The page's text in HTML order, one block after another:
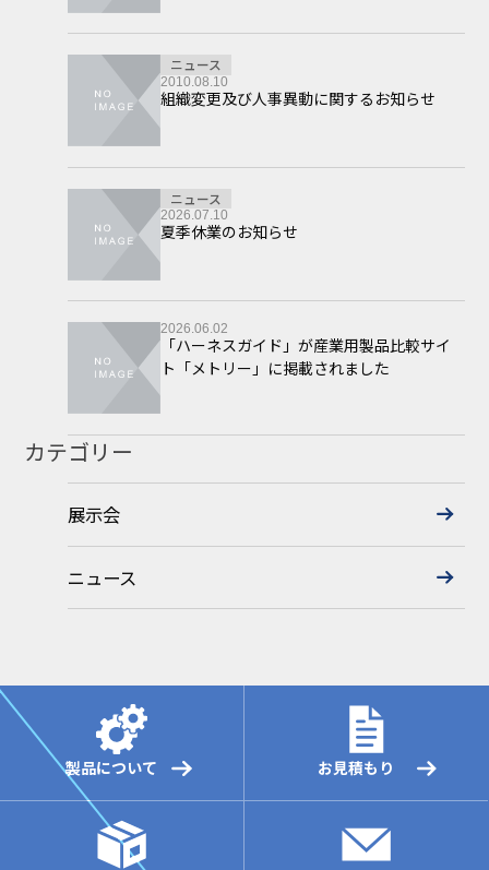
ニュース
2010.08.10
組織変更及び人事異動に関するお知らせ
ニュース
2026.07.10
夏季休業のお知らせ
2026.06.02
「ハーネスガイド」が産業用製品比較サイ
ト「メトリー」に掲載されました
カテゴリー
展示会
ニュース
製品について お見積もり